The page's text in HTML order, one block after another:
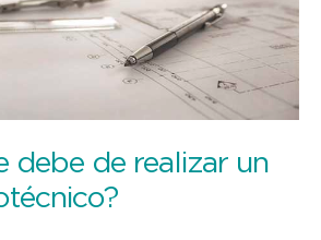
debe de realizar un